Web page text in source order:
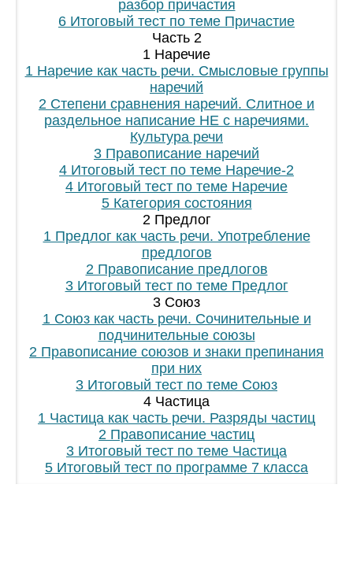
разбор причастия
6 Итоговый тест по теме Причастие
Часть 2
1 Наречие
1 Наречие как часть речи. Смысловые группы
наречий
2 Степени сравнения наречий. Слитное и
раздельное написание НЕ с наречиями.
Культура речи
3 Правописание наречий
4 Итоговый тест по теме Наречие-2
4 Итоговый тест по теме Наречие
5 Категория состояния
2 Предлог
1 Предлог как часть речи. Употребление
предлогов
2 Правописание предлогов
3 Итоговый тест по теме Предлог
3 Союз
1 Союз как часть речи. Сочинительные и
подчинительные союзы
2 Правописание союзов и знаки препинания
при них
3 Итоговый тест по теме Союз
4 Частица
1 Частица как часть речи. Разряды частиц
2 Правописание частиц
3 Итоговый тест по теме Частица
5 Итоговый тест по программе 7 класса